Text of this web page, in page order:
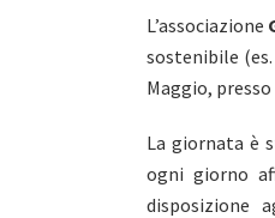
L’associazione
sostenibile (es.
Maggio,
La giornata è
ogni giorno
disposizione